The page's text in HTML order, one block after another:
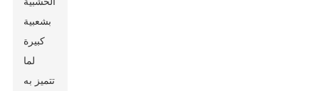
بشعبية
كبيرة
لما
تتميز به